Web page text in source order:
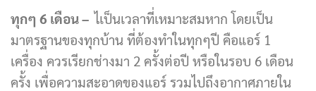
ทุกๆ 6 เดือน –ไเป็นเวลาที่เหมาะสมหาก โดยเป็น
มาตรฐานของทุกบ้าน ที่ต้องทำในทุกๆปี คือแอร์ 1
เครื่อง ควรเรียกช่างมา 2 ครั้งต่อปี หรือในรอบ 6 เดือน
ครั้ง เพื่อความสะอาดของแอร์ รวมไปถึงอากาศภายใน